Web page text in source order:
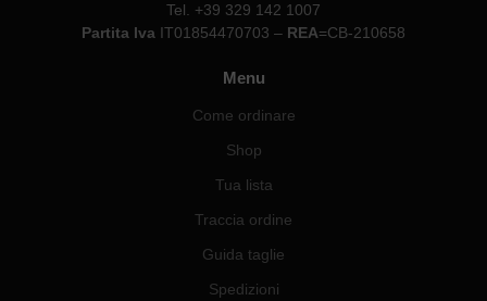
Tel. +39 329 142 1007
Partita Iva IT01854470703 – REA=CB-210658
Menu
Come ordinare
Shop
Tua lista
Traccia ordine
Guida taglie
Spedizioni